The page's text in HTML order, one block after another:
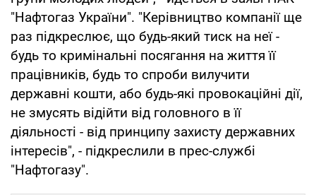
"Нафтогаз України". "Керівництво компанії ще
раз підкреслює, що будь-який тиск на неї -
будь то кримінальні посягання на життя її
працівників, будь то спроби вилучити
державні кошти, або будь-які провокаційні дії,
не змусять відійти від головного в її
діяльності - від принципу захисту державних
інтересів", - підкреслили в прес-службі
"Нафтогазу".